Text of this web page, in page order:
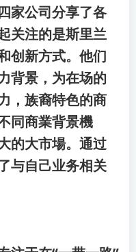
家公司分享了各
关注的是斯里兰
创新方式。他们
背景，为在场的
，族裔特色的商
同商業背景機
的大市場。通过
与自己业务相关